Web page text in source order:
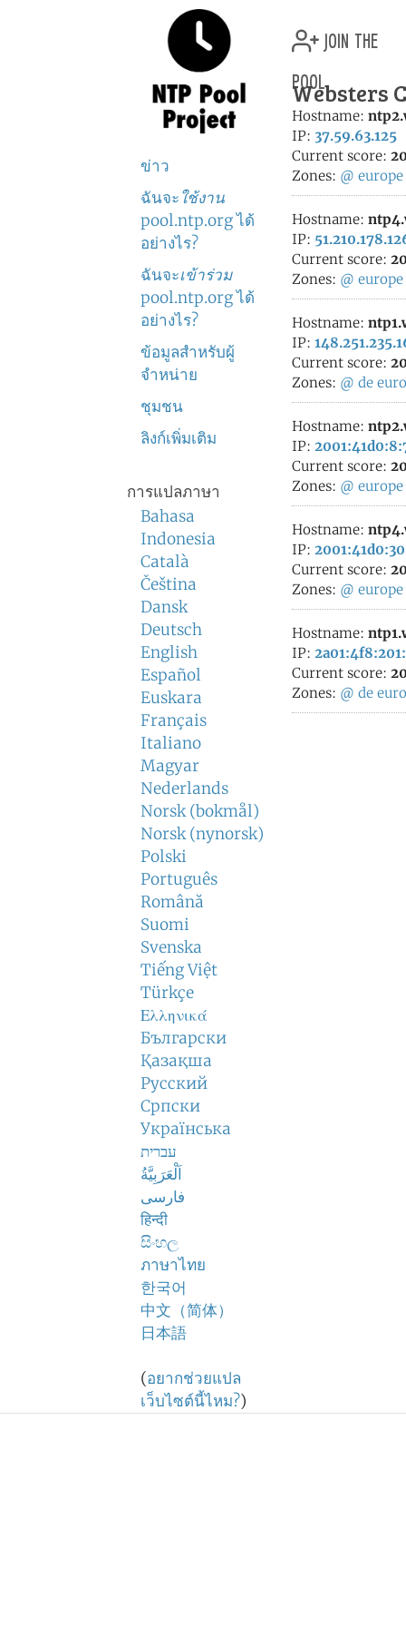
ข่าว
ฉันจะใช้งาน
pool.ntp.org ได้
อย่างไร?
ฉันจะเข้าร่วม
pool.ntp.org ได้
อย่างไร?
ข้อมูลสำหรับผู้
จำหน่าย
ชุมชน
ลิงก์เพิ่มเติม
การแปลภาษา
Bahasa
Indonesia
Català
Čeština
Dansk
Deutsch
English
Español
Euskara
Français
Italiano
Magyar
Nederlands
Norsk (bokmål)
Norsk (nynorsk)
Polski
Português
Română
Suomi
Svenska
Tiếng Việt
Türkçe
Ελληνικά
Български
Қазақша
Русский
Српски
Українська
עברית
اَلْعَرَبِيَّةُ
فارسی
हिन्दी
සිංහල
ภาษาไทย
한국어
中文（简体）
日本語
(อยากช่วยแปล
เว็บไซต์นี้ไหม?)
join the
pool
Websters
Hostname:
IP: 37.59.63.125
Current score:
Zones: @ europe
Hostname:
IP:
Current score:
Zones: @ europe
Hostname:
IP:
Current score:
Zones: @ de
Hostname:
IP:
Current score:
Zones: @ europe
Hostname:
IP:
Current score:
Zones: @ europe
Hostname:
IP:
Current score:
Zones: @ de